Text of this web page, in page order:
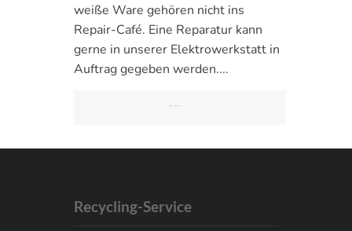
weiße Ware gehören nicht ins
Repair-Café. Eine Reparatur kann
gerne in unserer Elektrowerkstatt in
Auftrag gegeben werden....
Recycling-Service